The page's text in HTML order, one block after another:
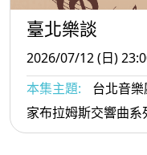
臺北樂談
2026/07/12 (日)
本集主題:
台北音樂廳 單元 －